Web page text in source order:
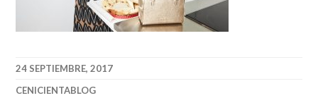
24 SEPTIEMBRE, 2017
CENICIENTABLOG